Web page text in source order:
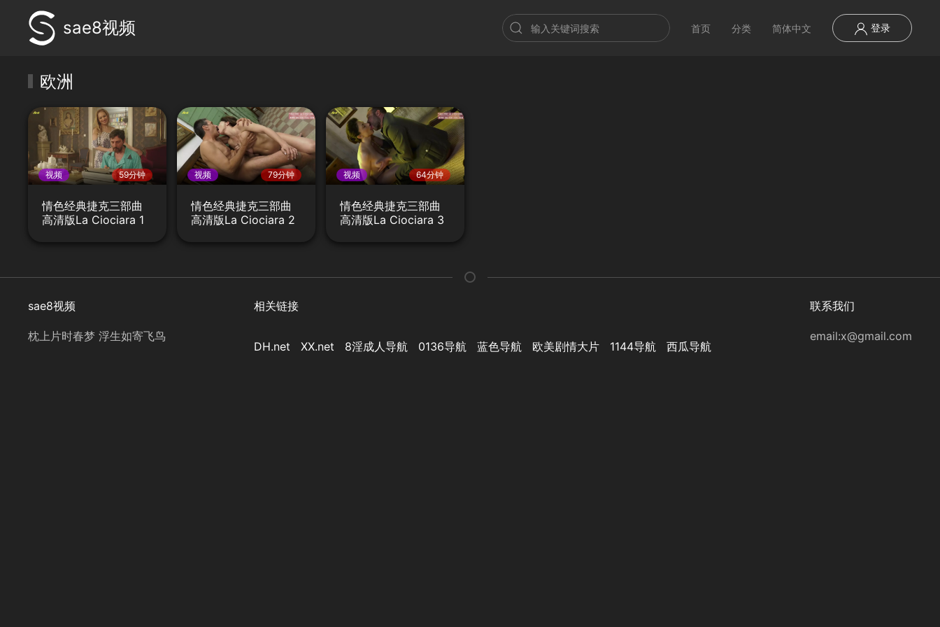
sae8视频 首页 分类 简体中文 登录
欧洲
视频 59分钟
情色经典捷克三部曲
高清版La Ciociara 1
视频 79分钟
情色经典捷克三部曲
高清版La Ciociara 2
视频 64分钟
情色经典捷克三部曲
高清版La Ciociara 3
sae8视频
枕上片时春梦 浮生如寄飞鸟
相关链接
DH.net XX.net 8淫成人导航 0136导航 蓝色导航 欧美剧情大片 1144导航 西瓜导航
联系我们
email:x@gmail.com